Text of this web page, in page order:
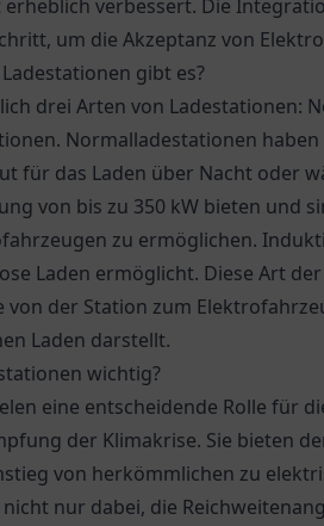
verbessert. Die
um die Akzeptanz von
gibt es?
drei Arten von Ladestationen:
Normalladestationen
für das Laden über Nacht oder
von bis zu 350 kW bieten und
zu ermöglichen.
Laden ermöglicht. Diese Art
von der Station zum
Laden darstellt.
wichtig?
eine entscheidende Rolle für
der Klimakrise. Sie bieten
von herkömmlichen zu
nur dabei, die